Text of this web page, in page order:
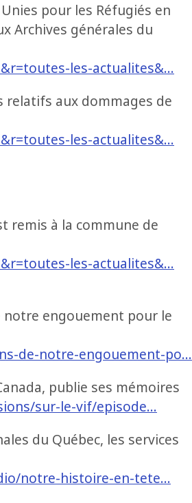
pour les Réfugiés en
Archives générales du
les-actualites&…
relatifs aux dommages de
les-actualites&…
remis à la commune de
les-actualites&…
notre engouement pour le
de-notre-engouement-po…
publie ses mémoires
sur-le-vif/episode…
du Québec, les services
notre-histoire-en-tete…